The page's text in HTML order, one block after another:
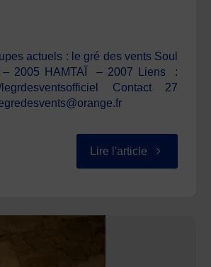
actuels : le gré des vents Soul
– 2005 HAMTAÏ – 2007 Liens :
legrdesventsofficiel Contact 27
Lire l'article "DÉAT